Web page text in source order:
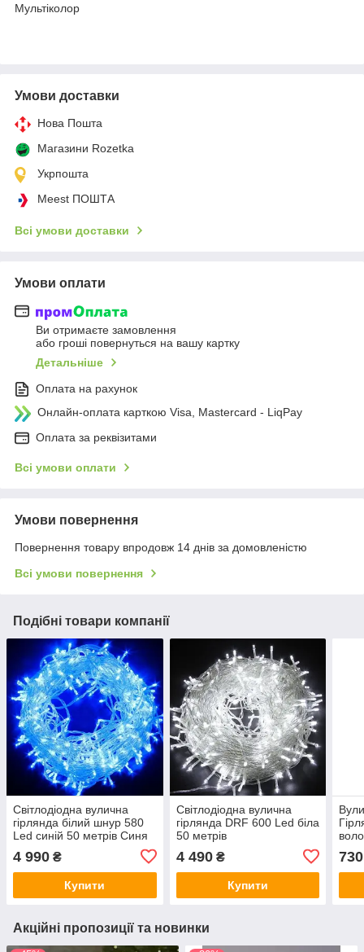
Мультіколор
Умови доставки
Нова Пошта
Магазини Rozetka
Укрпошта
Meest ПОШТА
Всі умови доставки
Умови оплати
Ви отримаєте замовлення
або гроші повернуться на вашу картку
Детальніше
Оплата на рахунок
Онлайн-оплата карткою Visa, Mastercard - LiqPay
Оплата за реквізитами
Всі умови оплати
Умови повернення
Повернення товару впродовж 14 днів за домовленістю
Всі умови повернення
Подібні товари компанії
Світлодіодна вулична
гірлянда білий шнур 580
Led синій 50 метрів Синя
4 990 ₴
Купити
Світлодіодна вулична
гірлянда DRF 600 Led біла
50 метрів
4 490₴
Купити
730
Акційні пропозиції та новинки